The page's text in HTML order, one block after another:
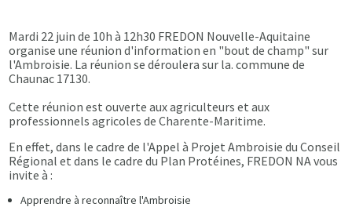
Mardi 22 juin de 10h à 12h30 FREDON Nouvelle-Aquitaine
organise une réunion d'information en "bout de champ" sur
l'Ambroisie. La réunion se déroulera sur la. commune de
Chaunac 17130.
Cette réunion est ouverte aux agriculteurs et aux
professionnels agricoles de Charente-Maritime.
En effet, dans le cadre de l'Appel à Projet Ambroisie du Conseil
Régional et dans le cadre du Plan Protéines, FREDON NA vous
invite à :
Apprendre à reconnaître l'Ambroisie